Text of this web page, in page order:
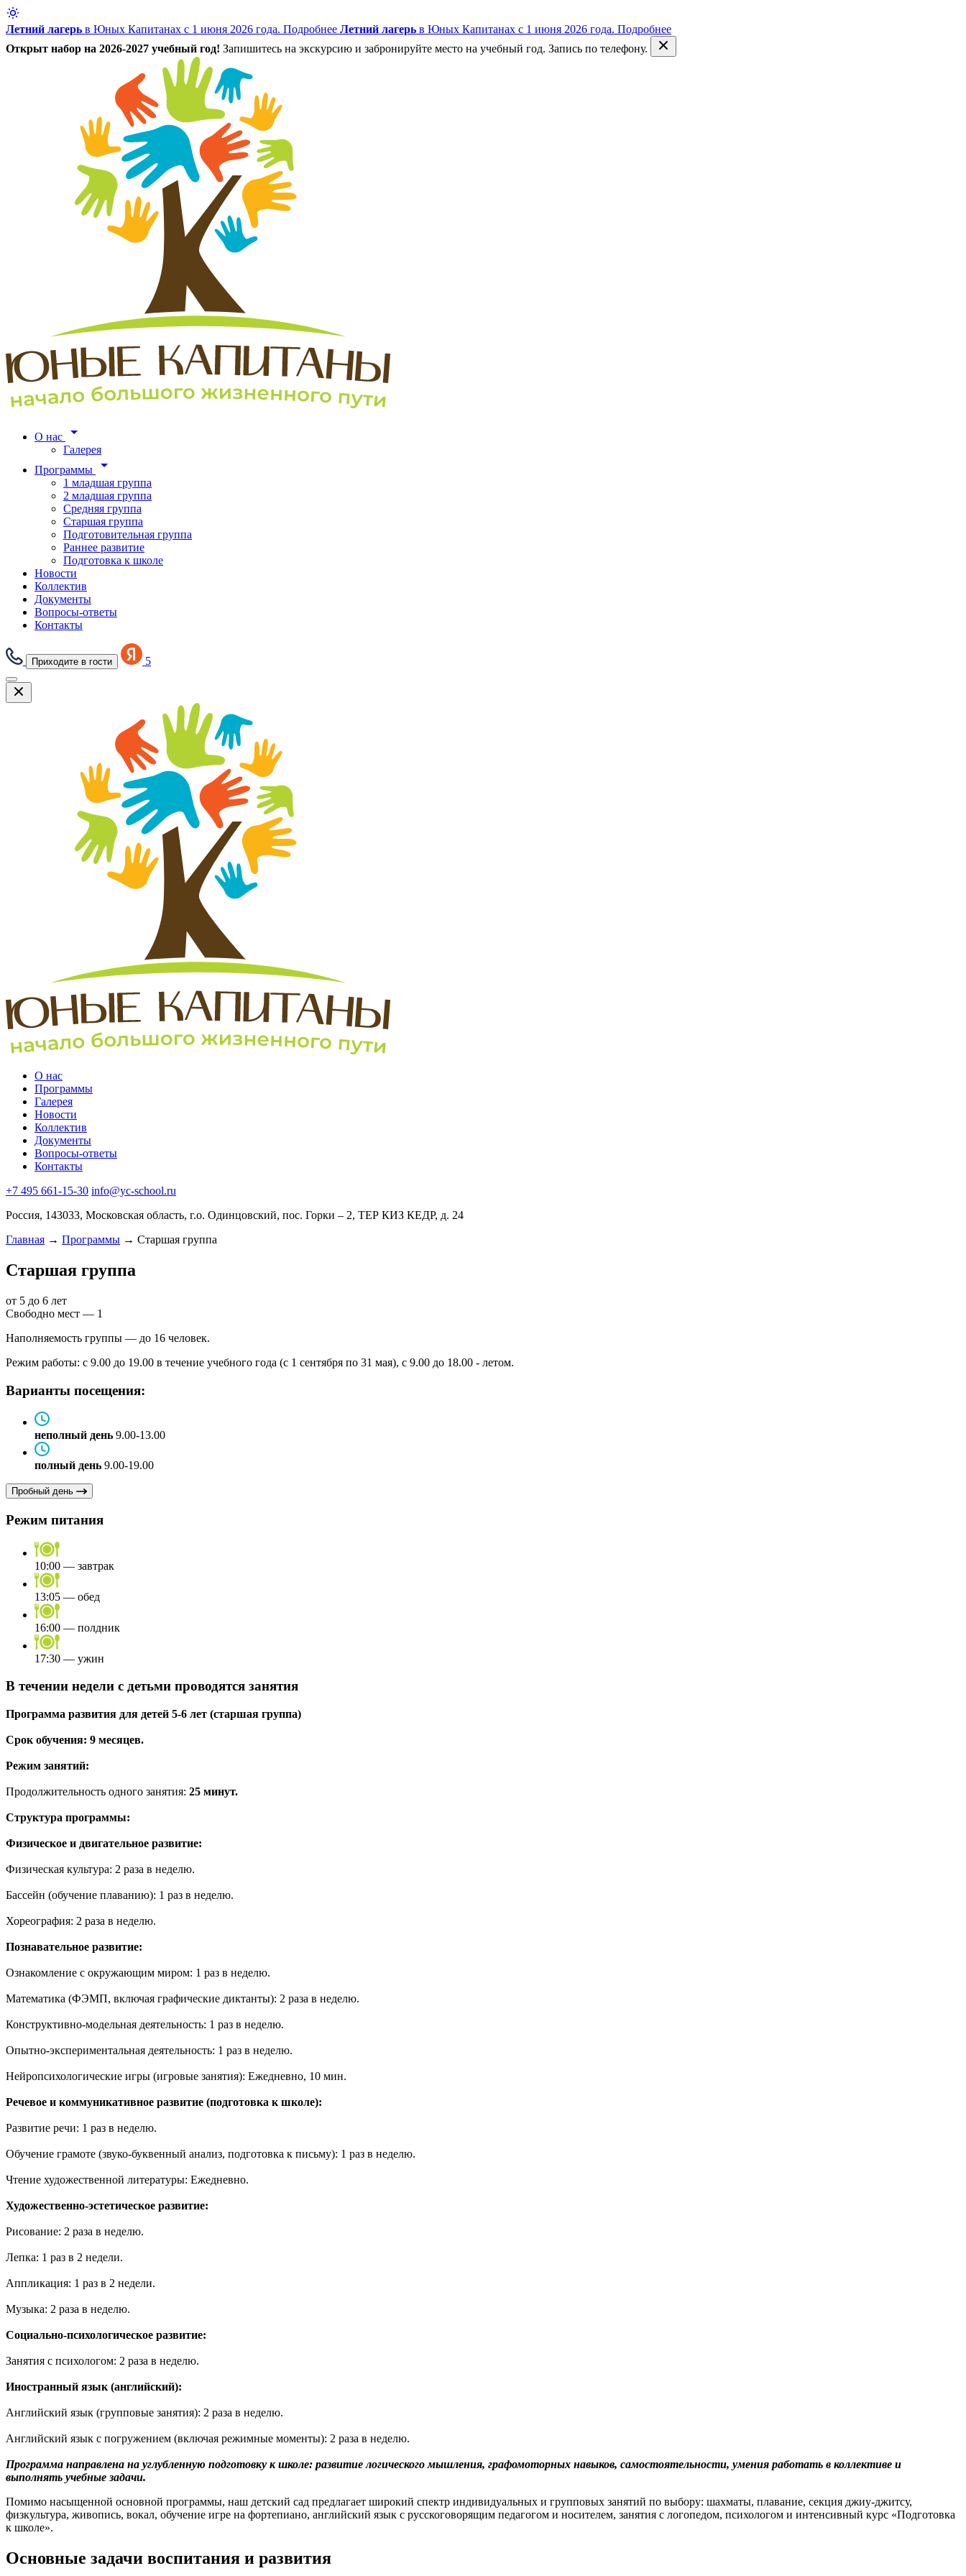
Летний лагерь в Юных Капитанах с 1 июня 2026 года. Подробнее Летний лагерь в Юных Капитанах с 1 июня 2026 года. Подробнее
Открыт набор на 2026-2027 учебный год! Запишитесь на экскурсию и забронируйте место на учебный год. Запись по телефону.
О нас
Галерея
Программы
1 младшая группа
2 младшая группа
Средняя группа
Старшая группа
Подготовительная группа
Раннее развитие
Подготовка к школе
Новости
Коллектив
Документы
Вопросы-ответы
Контакты
Приходите в гости 5
О нас
Программы
Галерея
Новости
Коллектив
Документы
Вопросы-ответы
Контакты
+7 495 661-15-30 info@yc-school.ru
Россия, 143033, Московская область, г.о. Одинцовский, пос. Горки – 2, ТЕР КИЗ КЕДР, д. 24
Главная → Программы → Старшая группа
Старшая группа
от 5 до 6 лет
Свободно мест — 1
Наполняемость группы — до 16 человек.
Режим работы: с 9.00 до 19.00 в течение учебного года (с 1 сентября по 31 мая), с 9.00 до 18.00 - летом.
Варианты посещения:
неполный день 9.00-13.00
полный день 9.00-19.00
Пробный день
Режим питания
10:00 — завтрак
13:05 — обед
16:00 — полдник
17:30 — ужин
В течении недели с детьми проводятся занятия
Программа развития для детей 5-6 лет (старшая группа)
Срок обучения: 9 месяцев.
Режим занятий:
Продолжительность одного занятия: 25 минут.
Структура программы:
Физическое и двигательное развитие:
Физическая культура: 2 раза в неделю.
Бассейн (обучение плаванию): 1 раз в неделю.
Хореография: 2 раза в неделю.
Познавательное развитие:
Ознакомление с окружающим миром: 1 раз в неделю.
Математика (ФЭМП, включая графические диктанты): 2 раза в неделю.
Конструктивно-модельная деятельность: 1 раз в неделю.
Опытно-экспериментальная деятельность: 1 раз в неделю.
Нейропсихологические игры (игровые занятия): Ежедневно, 10 мин.
Речевое и коммуникативное развитие (подготовка к школе):
Развитие речи: 1 раз в неделю.
Обучение грамоте (звуко-буквенный анализ, подготовка к письму): 1 раз в неделю.
Чтение художественной литературы: Ежедневно.
Художественно-эстетическое развитие:
Рисование: 2 раза в неделю.
Лепка: 1 раз в 2 недели.
Аппликация: 1 раз в 2 недели.
Музыка: 2 раза в неделю.
Социально-психологическое развитие:
Занятия с психологом: 2 раза в неделю.
Иностранный язык (английский):
Английский язык (групповые занятия): 2 раза в неделю.
Английский язык с погружением (включая режимные моменты): 2 раза в неделю.
Программа направлена на углубленную подготовку к школе: развитие логического мышления, графомоторных навыков, самостоятельности, умения работать в коллективе и
выполнять учебные задачи.
Помимо насыщенной основной программы, наш детский сад предлагает широкий спектр индивидуальных и групповых занятий по выбору: шахматы, плавание, секция джиу-джитсу,
физкультура, живопись, вокал, обучение игре на фортепиано, английский язык с русскоговорящим педагогом и носителем, занятия с логопедом, психологом и интенсивный курс «Подготовка
к школе».
Основные задачи воспитания и развития